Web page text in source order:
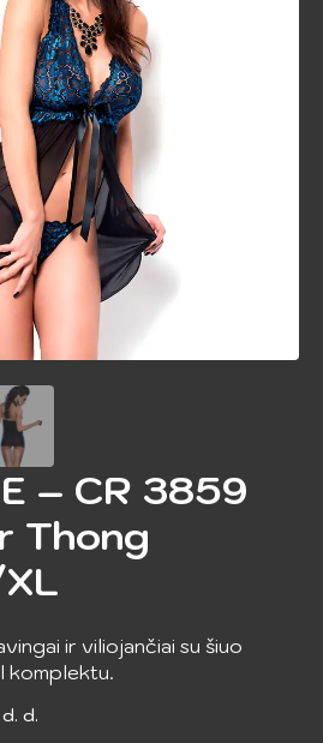
– CR 3859
Thong
ir viliojančiai su šiuo
komplektu.
d.